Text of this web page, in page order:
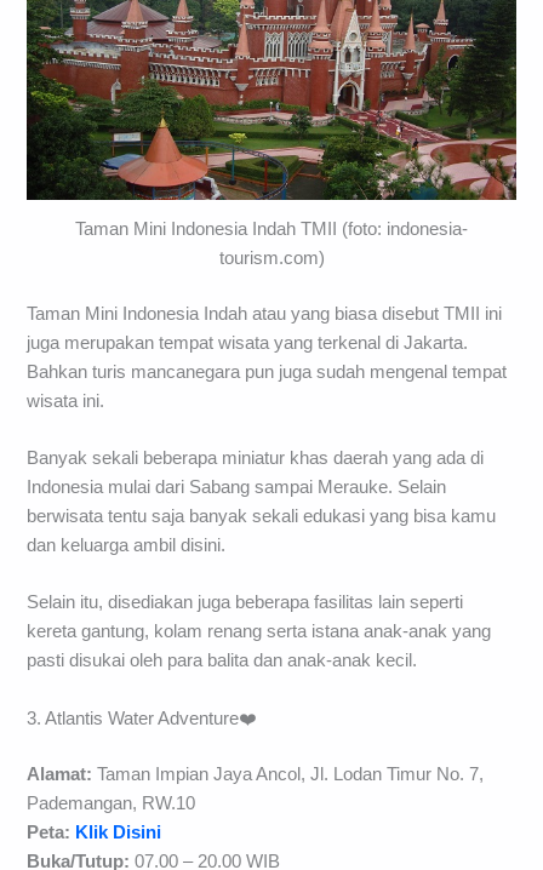
Taman Mini Indonesia Indah TMII (foto: indonesia-
tourism.com)
Taman Mini Indonesia Indah atau yang biasa disebut TMII ini
juga merupakan tempat wisata yang terkenal di Jakarta.
Bahkan turis mancanegara pun juga sudah mengenal tempat
wisata ini.
Banyak sekali beberapa miniatur khas daerah yang ada di
Indonesia mulai dari Sabang sampai Merauke. Selain
berwisata tentu saja banyak sekali edukasi yang bisa kamu
dan keluarga ambil disini.
Selain itu, disediakan juga beberapa fasilitas lain seperti
kereta gantung, kolam renang serta istana anak-anak yang
pasti disukai oleh para balita dan anak-anak kecil.
3. Atlantis Water Adventure❤️
Alamat:Taman Impian Jaya Ancol, Jl. Lodan Timur No. 7,
Pademangan, RW.10
Peta: Klik Disini
Buka/Tutup:07.00 – 20.00 WIB